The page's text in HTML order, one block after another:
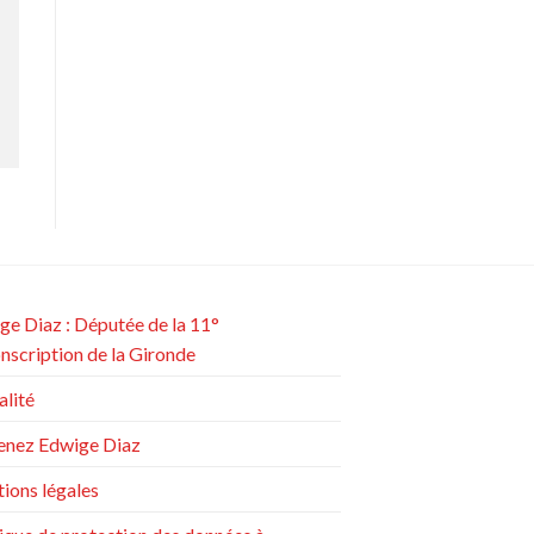
Diaz : Députée de la 11°
de la Gironde
Edwige Diaz
légales